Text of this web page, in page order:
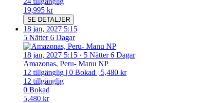
19,995 kr
SE DETALJER
18 jan, 2027 5:15
5 Nätter 6 Dagar
18 jan, 2027 5:15 · 5 Nätter 6 Dagar
Amazonas, Peru- Manu NP
12 tillgänglig | 0 Bokad | 5,480 kr
12 tillgänglig
0 Bokad
5,480 kr